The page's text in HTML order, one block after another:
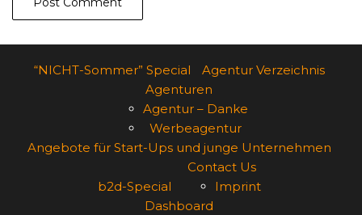
“NICHT-Sommer” Special
Agentur Verzeichnis
Agenturen
Agentur – Danke
Werbeagentur
Angebote für Start-Ups und junge Unternehmen
b2d-Special
Contact Us
Imprint
Dashboard